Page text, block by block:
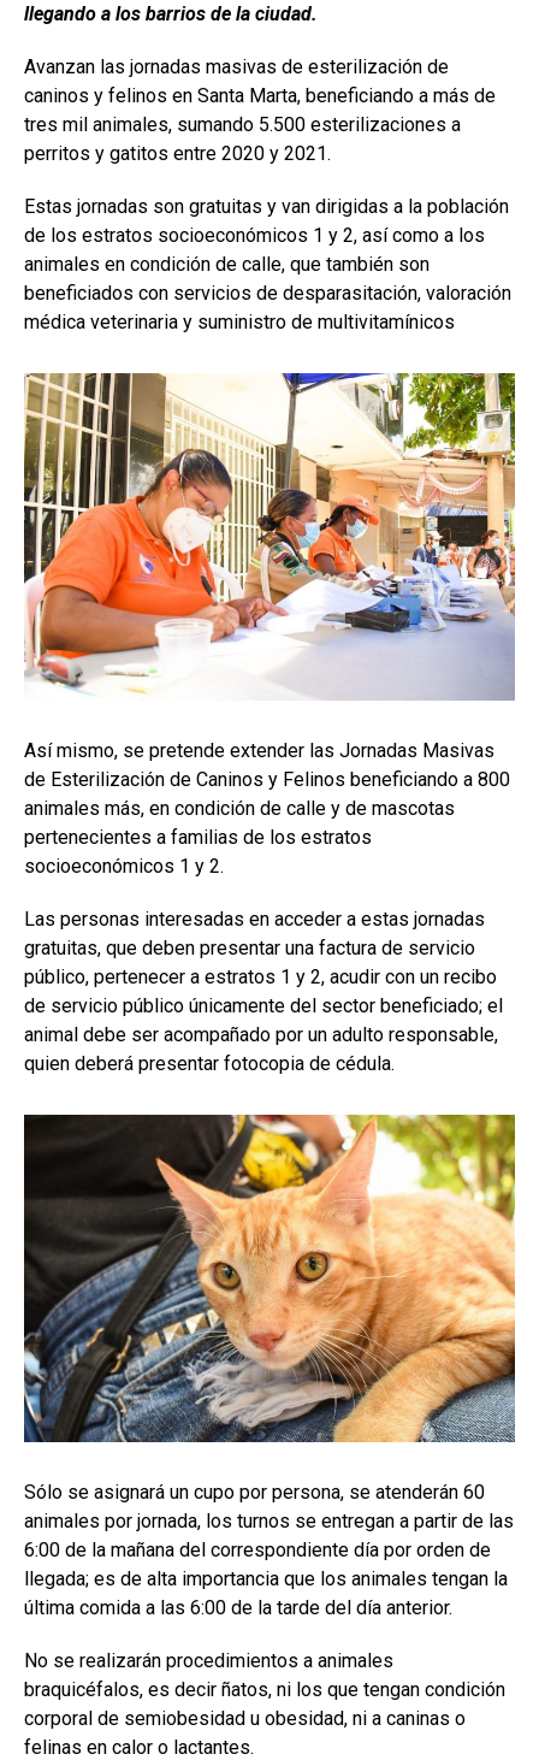
llegando a los barrios de la ciudad.
Avanzan las jornadas masivas de esterilización de
caninos y felinos en Santa Marta, beneficiando a más de
tres mil animales, sumando 5.500 esterilizaciones a
perritos y gatitos entre 2020 y 2021.
Estas jornadas son gratuitas y van dirigidas a la población
de los estratos socioeconómicos 1 y 2, así como a los
animales en condición de calle, que también son
beneficiados con servicios de desparasitación, valoración
médica veterinaria y suministro de multivitamínicos
Así mismo, se pretende extender las Jornadas Masivas
de Esterilización de Caninos y Felinos beneficiando a 800
animales más, en condición de calle y de mascotas
pertenecientes a familias de los estratos
socioeconómicos 1 y 2.
Las personas interesadas en acceder a estas jornadas
gratuitas, que deben presentar una factura de servicio
público, pertenecer a estratos 1 y 2, acudir con un recibo
de servicio público únicamente del sector beneficiado; el
animal debe ser acompañado por un adulto responsable,
quien deberá presentar fotocopia de cédula.
Sólo se asignará un cupo por persona, se atenderán 60
animales por jornada, los turnos se entregan a partir de las
6:00 de la mañana del correspondiente día por orden de
llegada; es de alta importancia que los animales tengan la
última comida a las 6:00 de la tarde del día anterior.
No se realizarán procedimientos a animales
braquicéfalos, es decir ñatos, ni los que tengan condición
corporal de semiobesidad u obesidad, ni a caninas o
felinas en calor o lactantes.